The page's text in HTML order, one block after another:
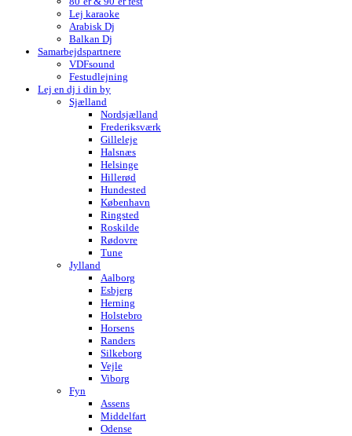
Lej karaoke
Arabisk Dj
Balkan Dj
Samarbejdspartnere
VDFsound
Festudlejning
Lej en dj i din by
Sjælland
Nordsjælland
Frederiksværk
Gilleleje
Halsnæs
Helsinge
Hillerød
Hundested
København
Ringsted
Roskilde
Rødovre
Tune
Jylland
Aalborg
Esbjerg
Herning
Holstebro
Horsens
Randers
Silkeborg
Vejle
Viborg
Fyn
Assens
Middelfart
Odense